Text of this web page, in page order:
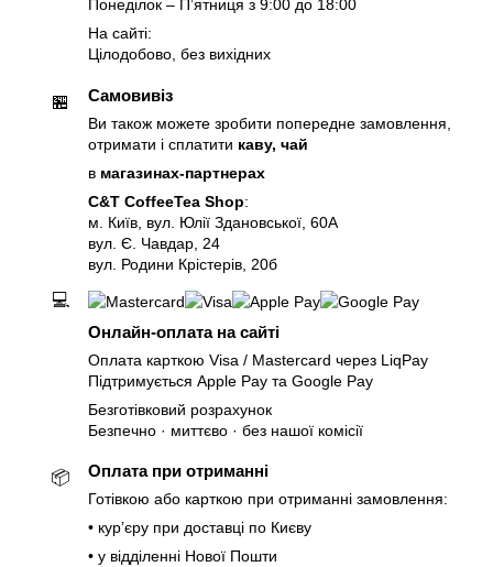
Понеділок – Пʼятниця з 9:00 до 18:00
На сайті:
Цілодобово, без вихідних
🏪 Самовивіз
Ви також можете зробити попередне замовлення,
отримати і сплатити каву, чай
в магазинах-партнерах
C&T CoffeeTea Shop:
м. Київ, вул. Юлії Здановської, 60А
вул. Є. Чавдар, 24
вул. Родини Крістерів, 20б
💻
Онлайн-оплата на сайті
Оплата карткою Visa / Mastercard через LiqPay
Підтримується Apple Pay та Google Pay
Безготівковий розрахунок
Безпечно · миттєво · без нашої комісії
📦 Оплата при отриманні
Готівкою або карткою при отриманні замовлення:
• курʼєру при доставці по Києву
• у відділенні Нової Пошти